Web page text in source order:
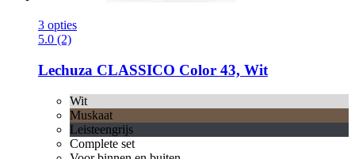
3 opties
5.0 (2)
Lechuza CLASSICO Color 43, Wit
Wit
Muskaat
Leisteengrijs
Complete set